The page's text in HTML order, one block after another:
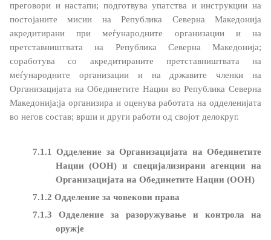
Договори, резолуции и мерки
Меѓународни договори
Рестриктивни мерки
Патот до Преспа
Kонтрола за извоз на стоки и технологии со двојна
употреба
Информации од јавен карактер
преговори и настапи; подготвува упатства и инструкции на
постојаните мисии на Република Северна Македонија
акредитирани при меѓународните организации и на
претставништвата на Република Северна Македонија;
соработува со акредитираните претставништвата на
меѓународните организации и на државите членки на
Организацијата на Обединетите Нации во Република Северна
Македонија;ја организира и оценува работата на одделенијата
во негов состав; врши и други работи од својот делокруг.
7.1.1 Одделение заОрганизацијата на Обединетите
Нации (ООН) и специјализирани агенции на
Организацијата на Обединетите Нации (ООН)
7.1.2 Одделение за човекови права
7.1.3 Одделение за разоружување и контрола на
оружје